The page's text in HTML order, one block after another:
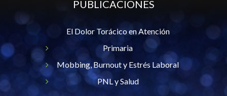
PUBLICACIONES
El Dolor Torácico en Atención
Primaria
Mobbing, Burnout y Estrés Laboral
PNL y Salud